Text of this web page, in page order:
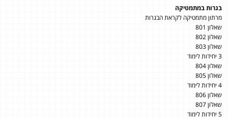
בגרות במתמטיקה
מרתון מתמטיקה לקראת הבגרות
שאלון 801
שאלון 802
שאלון 803
3 יחידות לימוד
שאלון 804
שאלון 805
4 יחידות לימוד
שאלון 806
שאלון 807
5 יחידות לימוד